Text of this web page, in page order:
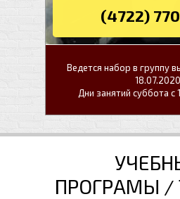
(4722)
Ведется набор в группу
18.07.2020
Дни занятий суббота с
ПРОГРАМЫ